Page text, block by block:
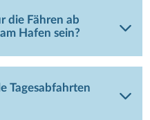
die Fähren ab
Hafen sein?
Tagesabfahrten